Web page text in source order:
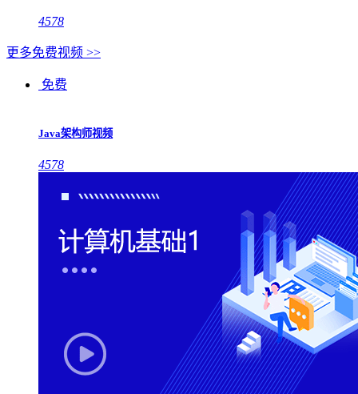
4578
更多免费视频 >>
免费
Java架构师视频
4578